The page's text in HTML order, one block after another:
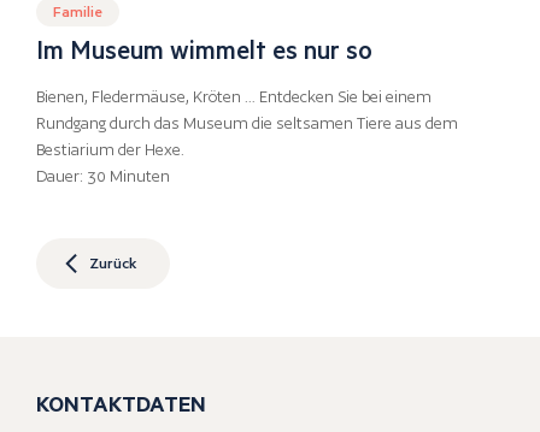
Familie
Im Museum wimmelt es nur so
Bienen, Fledermäuse, Kröten … Entdecken Sie bei einem
Rundgang durch das Museum die seltsamen Tiere aus dem
Bestiarium der Hexe.
Dauer: 30 Minuten
Zurück
KONTAKTDATEN